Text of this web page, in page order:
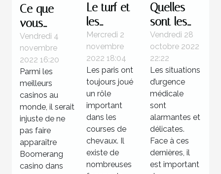
Ce que
vous
devez
savoir sur
Boomerang
casino
Vendredi 4
novembre
2022 16:20
Parmi les
meilleurs
casinos au
monde, il serait
injuste de ne
pas faire
apparaître
Boomerang
casino dans
Le turf et
les
courses
hippiques
Mercredi 2
novembre
2022 18:04
Les paris ont
toujours joué
un rôle
important
dans les
courses de
chevaux. Il
existe de
nombreuses
Quelles
sont les
étapes à
suivre face
à une
situation
d’urgence
médicale
?
Vendredi 28
octobre 2022
22:22
Les situations
d’urgence
médicale
sont
alarmantes et
délicates.
Face à ces
dernières, il
est important